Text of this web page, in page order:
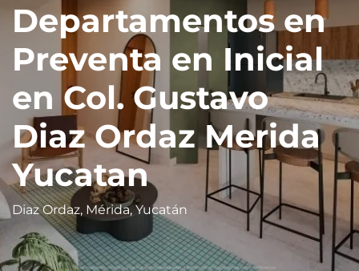
Departamentos en
Preventa en Inicial
en Col. Gustavo
Diaz Ordaz Merida
Yucatan
Diaz Ordaz, Mérida, Yucatán